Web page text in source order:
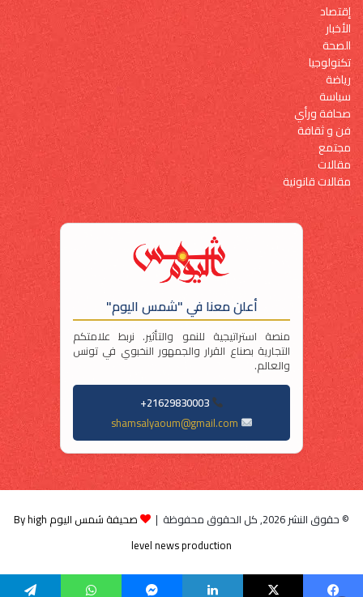
إقتصاد
الأخبار
الصحة
تكنولوجيا
رياضة
سياسة
صحافة ورأي
فن و ثقافة
مجتمع
مقالات
مقالات قانونية
أعلن معنا في "شمس اليوم"
منصة استراتيجية للنمو والتأثير. نربط علامتكم
التجارية بصناع القرار والجمهور النخبوي في تونس
والعالم.
21629830003+
shamsalyaoum@gmail.com
© حقوق النشر 2026, كل الحقوق محفوظة |
صحيفة شمس اليوم By high
level news production